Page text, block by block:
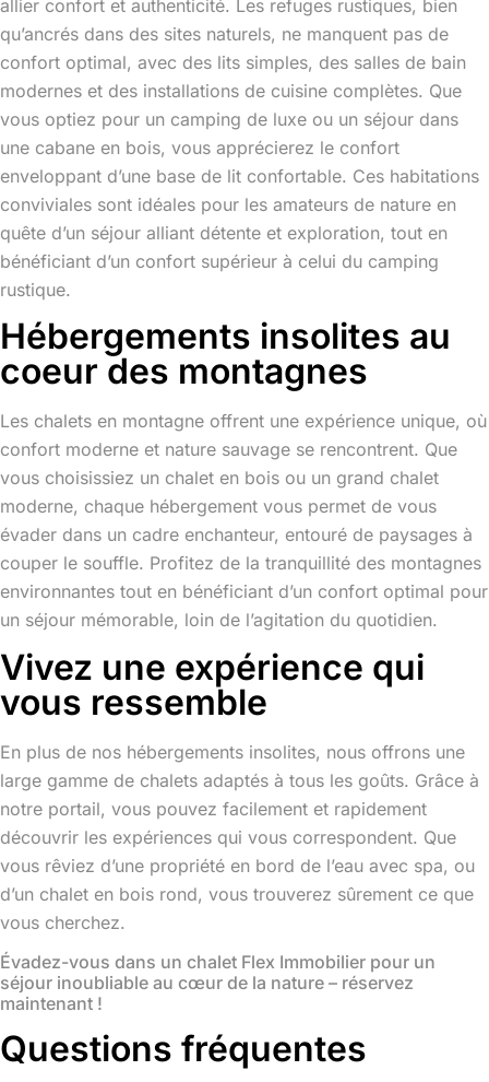
allier confort et authenticité. Les refuges rustiques, bien
qu’ancrés dans des sites naturels, ne manquent pas de
confort optimal, avec des lits simples, des salles de bain
modernes et des installations de cuisine complètes. Que
vous optiez pour un camping de luxe ou un séjour dans
une cabane en bois, vous apprécierez le confort
enveloppant d’une base de lit confortable. Ces habitations
conviviales sont idéales pour les amateurs de nature en
quête d’un séjour alliant détente et exploration, tout en
bénéficiant d’un confort supérieur à celui du camping
rustique.
Hébergements insolites au
coeur des montagnes
Les chalets en montagne offrent une expérience unique, où
confort moderne et nature sauvage se rencontrent. Que
vous choisissiez un chalet en bois ou un grand chalet
moderne, chaque hébergement vous permet de vous
évader dans un cadre enchanteur, entouré de paysages à
couper le souffle. Profitez de la tranquillité des montagnes
environnantes tout en bénéficiant d’un confort optimal pour
un séjour mémorable, loin de l’agitation du quotidien.
Vivez une expérience qui
vous ressemble
En plus de nos hébergements insolites, nous offrons une
large gamme de chalets adaptés à tous les goûts. Grâce à
notre portail, vous pouvez facilement et rapidement
découvrir les expériences qui vous correspondent. Que
vous rêviez d’une propriété en bord de l’eau avec spa, ou
d’un chalet en bois rond, vous trouverez sûrement ce que
vous cherchez.
Évadez-vous dans un chalet Flex Immobilier pour un
séjour inoubliable au cœur de la nature – réservez
maintenant !
Questions fréquentes